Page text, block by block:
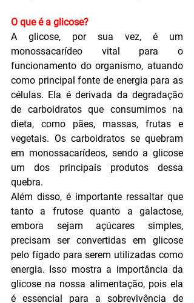
O que é a glicose?
A glicose, por sua vez, é um
monossacarídeo vital para o
funcionamento do organismo, atuando
como principal fonte de energia para as
células. Ela é derivada da degradação
de carboidratos que consumimos na
dieta, como pães, massas, frutas e
vegetais. Os carboidratos se quebram
em monossacarídeos, sendo a glicose
um dos principais produtos dessa
quebra.
Além disso, é importante ressaltar que
tanto a frutose quanto a galactose,
embora sejam açúcares simples,
precisam ser convertidas em glicose
pelo fígado para serem utilizadas como
energia. Isso mostra a importância da
glicose na nossa alimentação, pois ela
é essencial para a sobrevivência de